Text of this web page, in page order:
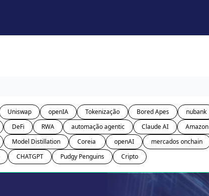
Uniswap openIA Tokenização Bored Apes nubank
DeFi RWA automação agentic Claude AI Amazon
Model Distillation openAI mercados onchain
CHATGPT Pudgy Penguins Cripto